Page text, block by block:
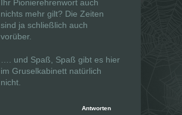
Ihr Pionierehrenwort auch
nichts mehr gilt? Die Zeiten
sind ja schließlich auch
vorüber.
…. und Spaß, Spaß gibt es hier
im Gruselkabinett natürlich
nicht.
Antworten